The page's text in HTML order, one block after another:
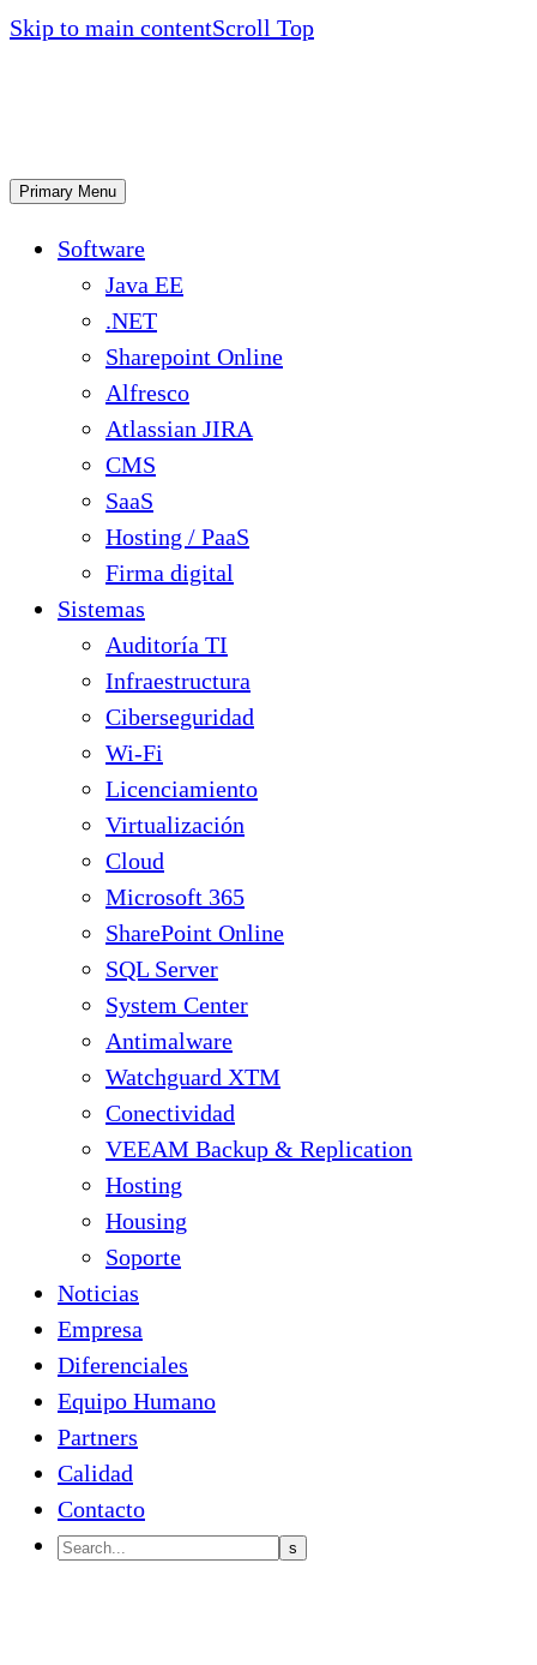
Skip to main contentScroll Top
Primary Menu
Software
Java EE
.NET
Sharepoint Online
Alfresco
Atlassian JIRA
CMS
SaaS
Hosting / PaaS
Firma digital
Sistemas
Auditoría TI
Infraestructura
Ciberseguridad
Wi-Fi
Licenciamiento
Virtualización
Cloud
Microsoft 365
SharePoint Online
SQL Server
System Center
Antimalware
Watchguard XTM
Conectividad
VEEAM Backup & Replication
Hosting
Housing
Soporte
Noticias
Empresa
Diferenciales
Equipo Humano
Partners
Calidad
Contacto